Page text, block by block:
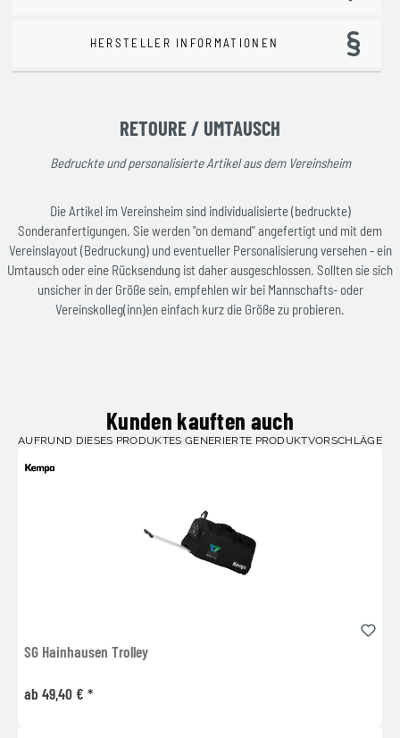
HERSTELLER INFORMATIONEN
RETOURE / UMTAUSCH
Bedruckte und personalisierte Artikel aus dem Vereinsheim
Die Artikel im Vereinsheim sind individualisierte (bedruckte)
Sonderanfertigungen. Sie werden "on demand" angefertigt und mit dem
Vereinslayout (Bedruckung) und eventueller Personalisierung versehen - ein
Umtausch oder eine Rücksendung ist daher ausgeschlossen. Sollten sie sich
unsicher in der Größe sein, empfehlen wir bei Mannschafts- oder
Vereinskolleg(inn)en einfach kurz die Größe zu probieren.
Kunden kauften auch
AUFRUND DIESES PRODUKTES GENERIERTE PRODUKTVORSCHLÄGE
SG Hainhausen Trolley
ab 49,40 € *